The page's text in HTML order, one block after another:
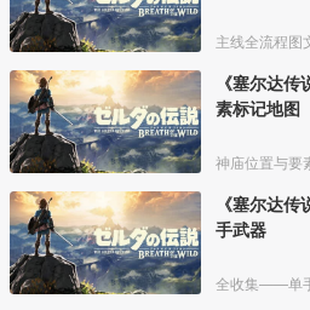
主线全流程图
《塞尔达
素标记地图
神庙位置与要
《塞尔达
手武器
全收集——单